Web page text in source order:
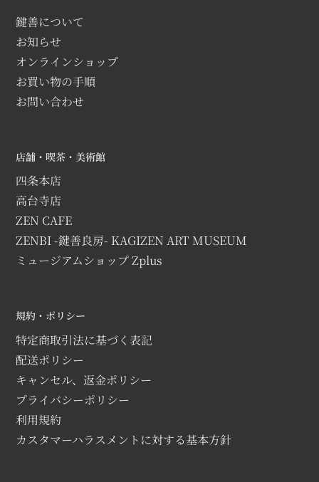
鍵善について
お知らせ
オンラインショップ
お買い物の手順
お問い合わせ
店舗・喫茶・美術館
四条本店
高台寺店
ZEN CAFE
ZENBI -鍵善良房- KAGIZEN ART MUSEUM
ミュージアムショップ Zplus
規約・ポリシー
特定商取引法に基づく表記
配送ポリシー
キャンセル、返金ポリシー
プライバシーポリシー
利用規約
カスタマーハラスメントに対する基本方針